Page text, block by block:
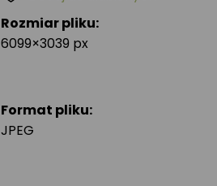
Rozmiar pliku:
6099×3039 px
Format pliku:
JPEG